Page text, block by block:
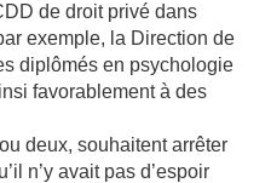
de droit privé dans
exemple, la Direction de
diplômés en psychologie
favorablement à des
deux, souhaitent arrêter
n’y avait pas d’espoir